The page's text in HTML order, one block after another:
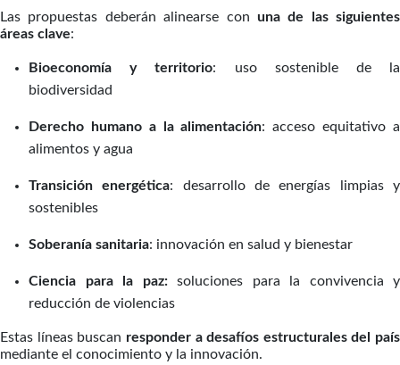
Las propuestas deberán alinearse con una de las siguientes
áreas clave:
Bioeconomía y territorio: uso sostenible de la
biodiversidad
Derecho humano a la alimentación: acceso equitativo a
alimentos y agua
Transición energética: desarrollo de energías limpias y
sostenibles
Soberanía sanitaria: innovación en salud y bienestar
Ciencia para la paz: soluciones para la convivencia y
reducción de violencias
Estas líneas buscan responder a desafíos estructurales del país
mediante el conocimiento y la innovación.